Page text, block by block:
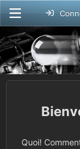
Quoi!